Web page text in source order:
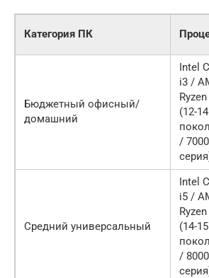
Категория ПК
Бюджетный офисный/
домашний
Intel
i3 /
(12-14
/ 7000
Средний универсальный
Intel
i5 /
(14-15
/ 8000